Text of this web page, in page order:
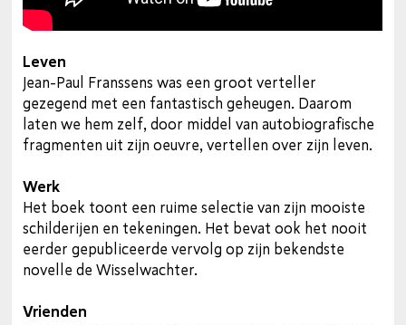
Leven
Jean-Paul Franssens was een groot verteller
gezegend met een fantastisch geheugen. Daarom
laten we hem zelf, door middel van autobiografische
fragmenten uit zijn oeuvre, vertellen over zijn leven.
Werk
Het boek toont een ruime selectie van zijn mooiste
schilderijen en tekeningen. Het bevat ook het nooit
eerder gepubliceerde vervolg op zijn bekendste
novelle de Wisselwachter.
Vrienden